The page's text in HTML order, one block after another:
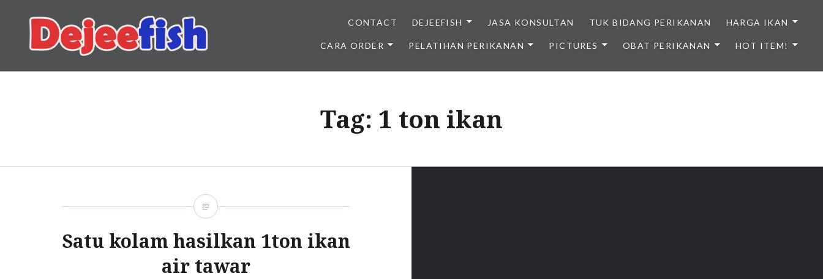
content
DEJEEFISH | PRODUSEN BENIH IKAN BERKUALITAS INDONESIA
CONTACT DEJEEFISH JASA KONSULTAN TUK BIDANG PERIKANAN HARGA IKAN
CARA ORDER PELATIHAN PERIKANAN PICTURES OBAT PERIKANAN HOT ITEM!
Tag: 1 ton ikan
Satu kolam hasilkan 1ton ikan
air tawar